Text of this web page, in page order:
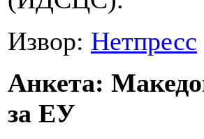
Извор: Нетпресс
Анкета:
за ЕУ